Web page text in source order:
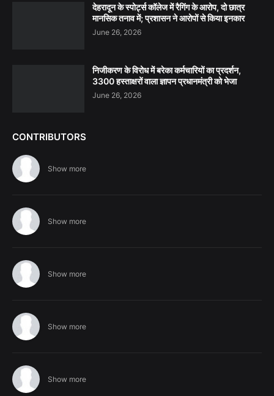
देहरादून के स्पोर्ट्स कॉलेज में रैगिंग के आरोप, दो छात्र
मानसिक तनाव में; प्रशासन ने आरोपों से किया इनकार
June 26, 2026
निजीकरण के विरोध में बरेका कर्मचारियों का प्रदर्शन,
3300 हस्ताक्षरों वाला ज्ञापन प्रधानमंत्री को भेजा
June 26, 2026
CONTRIBUTORS
Show more
Show more
Show more
Show more
Show more